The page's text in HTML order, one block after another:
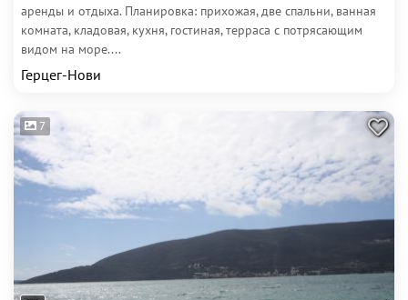
аренды и отдыха. Планировка: прихожая, две спальни, ванная
комната, кладовая, кухня, гостиная, терраса с потрясающим
видом на море....
Герцег-Нови
7